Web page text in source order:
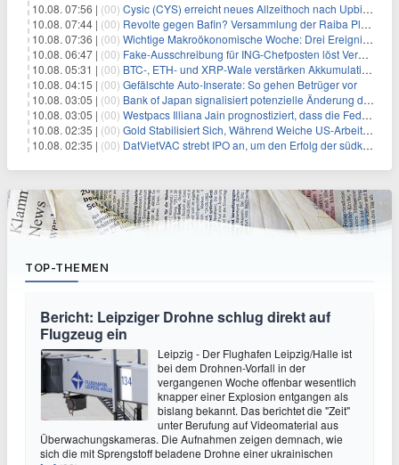
10.08. 07:56 | (00) Cysic (CYS) erreicht neues Allzeithoch nach Upbit-Listing
10.08. 07:44 | (00) Revolte gegen Bafin? Versammlung der Raiba Plankstetten mit brisanter Agenda
10.08. 07:36 | (00) Wichtige Makroökonomische Woche: Drei Ereignisse, die Bitcoin beeinflussen könnten
10.08. 06:47 | (00) Fake-Ausschreibung für ING-Chefposten löst Verwirrung aus
10.08. 05:31 | (00) BTC-, ETH- und XRP-Wale verstärken Akkumulation, da CryptoQuant das Ende des Bärenmarktes sieht
10.08. 04:15 | (00) Gefälschte Auto-Inserate: So gehen Betrüger vor
10.08. 03:05 | (00) Bank of Japan signalisiert potenzielle Änderung der Zinspolitik angesichts von Inflationsbedenken
10.08. 03:05 | (00) Westpacs Illiana Jain prognostiziert, dass die Fed die Zinssätze nach dem Arbeitsmarktbericht stabil halten wird
10.08. 02:35 | (00) Gold Stabilisiert Sich, Während Weiche US-Arbeitsmarktdaten Zinsängste Lindern
10.08. 02:35 | (00) DatVietVAC strebt IPO an, um den Erfolg der südkoreanischen Unterhaltungsindustrie nachzuahmen
TOP-THEMEN
Bericht: Leipziger Drohne schlug direkt auf
Flugzeug ein
Leipzig - Der Flughafen Leipzig/Halle ist
bei dem Drohnen-Vorfall in der
vergangenen Woche offenbar wesentlich
knapper einer Explosion entgangen als
bislang bekannt. Das berichtet die "Zeit"
unter Berufung auf Videomaterial aus
Überwachungskameras. Die Aufnahmen zeigen demnach, wie
sich die mit Sprengstoff beladene Drohne einer ukrainischen